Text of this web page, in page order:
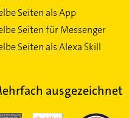
Seiten als App
Seiten für Messenger
Seiten als Alexa Skill
ausgezeichnet